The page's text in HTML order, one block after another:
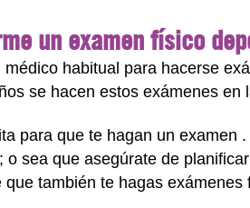
un examen físico
habitual para hacerse
se hacen estos exámenes en
para que te hagan un examen
sea que asegúrate de
también te hagas